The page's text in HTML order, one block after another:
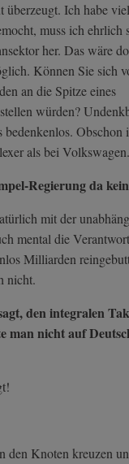
überzeugt. Ich habe
muss ich ehrlich
her. Das wäre
Können Sie sich
an die Spitze eines
würden?
bedenkenlos.
als bei Volkswagen.
Regierung da
mit der
mental die
Milliarden
nicht.
den integralen
man nicht auf
den Knoten kreuzen